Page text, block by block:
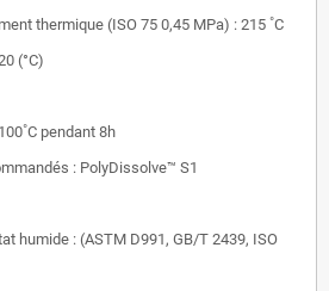
thermique (ISO 75 0,45 MPa) : 215 ˚C
(°C)
pendant 8h
: PolyDissolve™ S1
humide : (ASTM D991, GB/T 2439, ISO